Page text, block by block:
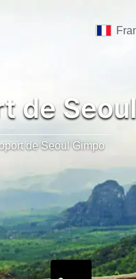
de
de Seoul Gimpo